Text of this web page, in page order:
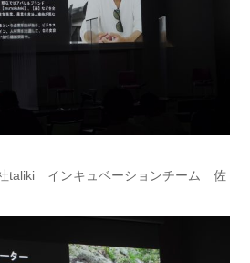
taliki インキュベーションチーム 佐